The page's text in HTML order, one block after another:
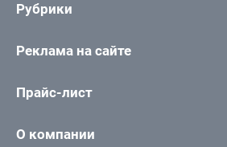
Рубрики
Реклама на сайте
Прайс-лист
О компании